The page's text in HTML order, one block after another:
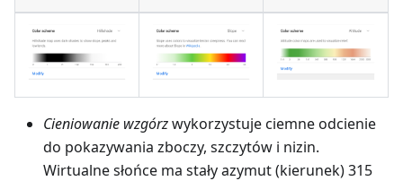
Cieniowanie wzgórzwykorzystuje ciemne odcienie
do pokazywania zboczy, szczytów i nizin.
Wirtualne słońce ma stały azymut (kierunek) 315